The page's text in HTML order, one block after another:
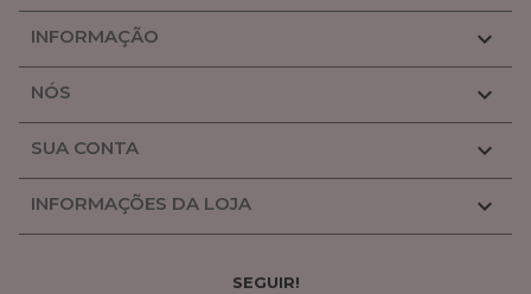
INFORMAÇÃO 
NÓS 
SUA CONTA 
INFORMAÇÕES DA LOJA 
SEGUIR!